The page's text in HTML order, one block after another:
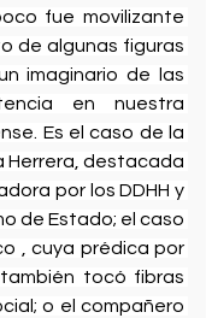
fue movilizante
de algunas figuras
imaginario de las
en nuestra
Es el caso de la
Herrera, destacada
por los DDHH y
de Estado; el caso
, cuya prédica por
tocó fibras
o el compañero